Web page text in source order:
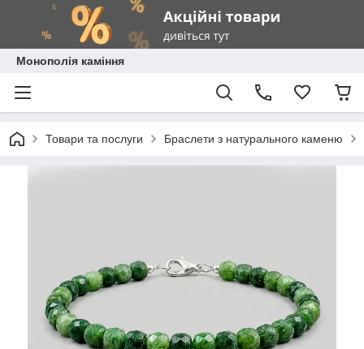
Монополія каміння
Товари та послуги Браслети з натурального каменю